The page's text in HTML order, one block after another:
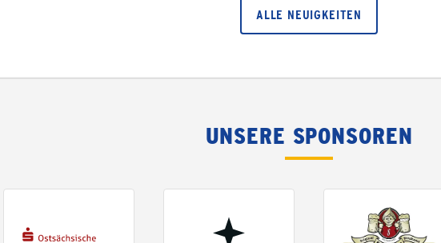
ALLE NEUIGKEITEN
UNSERE SPONSOREN